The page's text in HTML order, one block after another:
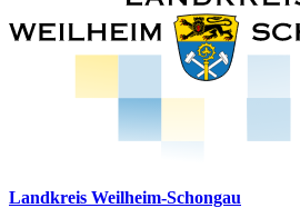
Landkreis Weilheim-Schongau